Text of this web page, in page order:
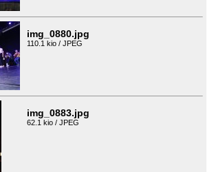
img_0880.jpg
110.1 kio / JPEG
img_0883.jpg
62.1 kio / JPEG